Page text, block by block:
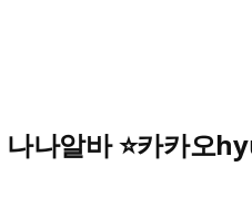
나나알바 ⭐카카오